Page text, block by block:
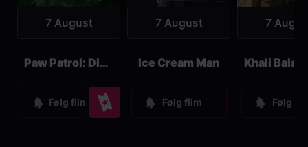
7 August
Paw Patrol: Dinofilmen
Følg film
Kjøp
7 August
Ice Cream Man
Følg film
7
Følg